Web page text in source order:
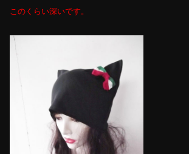
このくらい深いです。